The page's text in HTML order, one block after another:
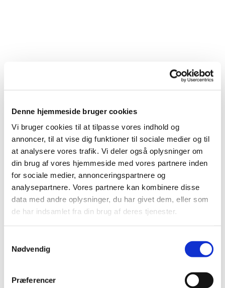
Denne hjemmeside bruger cookies
Vi bruger cookies til at tilpasse vores indhold og
annoncer, til at vise dig funktioner til sociale medier og til
at analysere vores trafik. Vi deler også oplysninger om
din brug af vores hjemmeside med vores partnere inden
for sociale medier, annonceringspartnere og
analysepartnere. Vores partnere kan kombinere disse
data med andre oplysninger, du har givet dem, eller som
de har indsamlet fra din brug af deres tjenester.
Nødvendig
Præferencer